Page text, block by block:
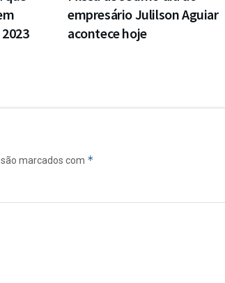
empresário Julilson Aguiar
acontece hoje
marcados com *